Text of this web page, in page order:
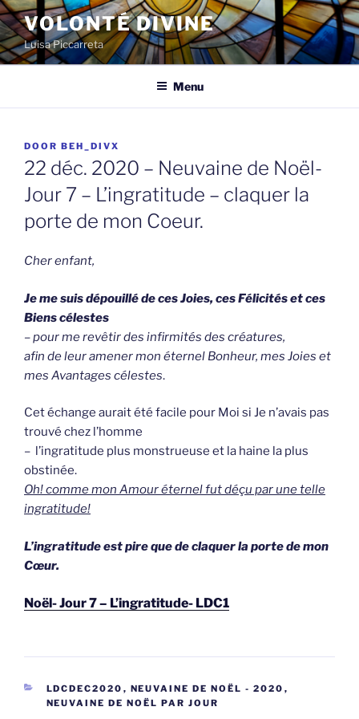
Spring
naar
de
inhoud
VOLONTÉ DIVINE
Luisa Piccarreta
Menu
GEPLAATST
OP
DOOR BEH_DIVX
22 déc. 2020 – Neuvaine de Noël-
Jour 7 – L’ingratitude – claquer la
porte de mon Coeur.
Cher enfant,
Je me suis dépouillé de ces Joies, ces Félicités et ces
Biens célestes
– pour me revêtir des infirmités des créatures,
afin de leur amener mon éternel Bonheur, mes Joies et
mes Avantages célestes.
Cet échange aurait été facile pour Moi si Je n’avais pas
trouvé chez l’homme
– l’ingratitude plus monstrueuse et la haine la plus
obstinée.
Oh! comme mon Amour éternel fut déçu par une telle
ingratitude!
L’ingratitude est pire que de claquer la porte de mon
Cœur.
Noël- Jour 7 – L’ingratitude- LDC1
CATEGORIEËN
LDCDEC2020 , NEUVAINE DE NOËL - 2020 ,
NEUVAINE DE NOËL PAR JOUR